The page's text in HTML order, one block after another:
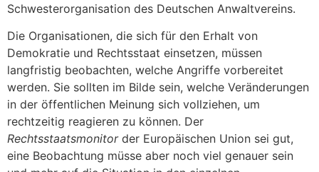
Schwesterorganisation des Deutschen Anwaltvereins.
Die Organisationen, die sich für den Erhalt von
Demokratie und Rechtsstaat einsetzen, müssen
langfristig beobachten, welche Angriffe vorbereitet
werden. Sie sollten im Bilde sein, welche Veränderungen
in der öffentlichen Meinung sich vollziehen, um
rechtzeitig reagieren zu können. Der
Rechtsstaatsmonitorder Europäischen Union sei gut,
eine Beobachtung müsse aber noch viel genauer sein